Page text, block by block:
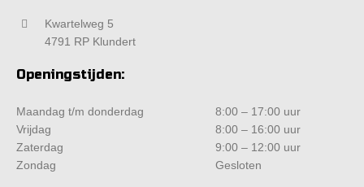
Kwartelweg 5
4791 RP Klundert
Openingstijden:
Maandag t/m donderdag
8:00 – 17:00 uur
Vrijdag
8:00 – 16:00 uur
Zaterdag
9:00 – 12:00 uur
Zondag
Gesloten